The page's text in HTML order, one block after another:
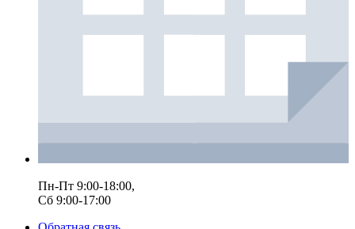
Пн-Пт 9:00-18:00,
Сб 9:00-17:00